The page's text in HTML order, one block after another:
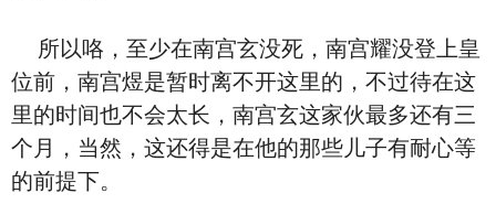
所以咯，至少在南宫玄没死，南宫耀没登上皇
位前，南宫煜是暂时离不开这里的，不过待在这
里的时间也不会太长，南宫玄这家伙最多还有三
个月，当然，这还得是在他的那些儿子有耐心等
的前提下。